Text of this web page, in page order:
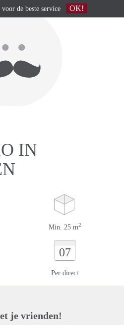
IN
Min. 25 m2
07
Per direct
je vrienden!
voor de beste service OK!